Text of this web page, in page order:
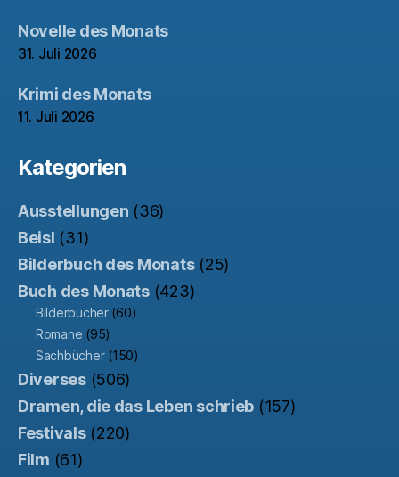
Novelle des Monats
31. Juli 2026
Krimi des Monats
11. Juli 2026
Kategorien
Ausstellungen (36)
Beisl (31)
Bilderbuch des Monats(25)
Buch des Monats(423)
Bilderbücher(60)
Romane (95)
Sachbücher(150)
Diverses(506)
Dramen, die das Leben schrieb (157)
Festivals(220)
Film (61)